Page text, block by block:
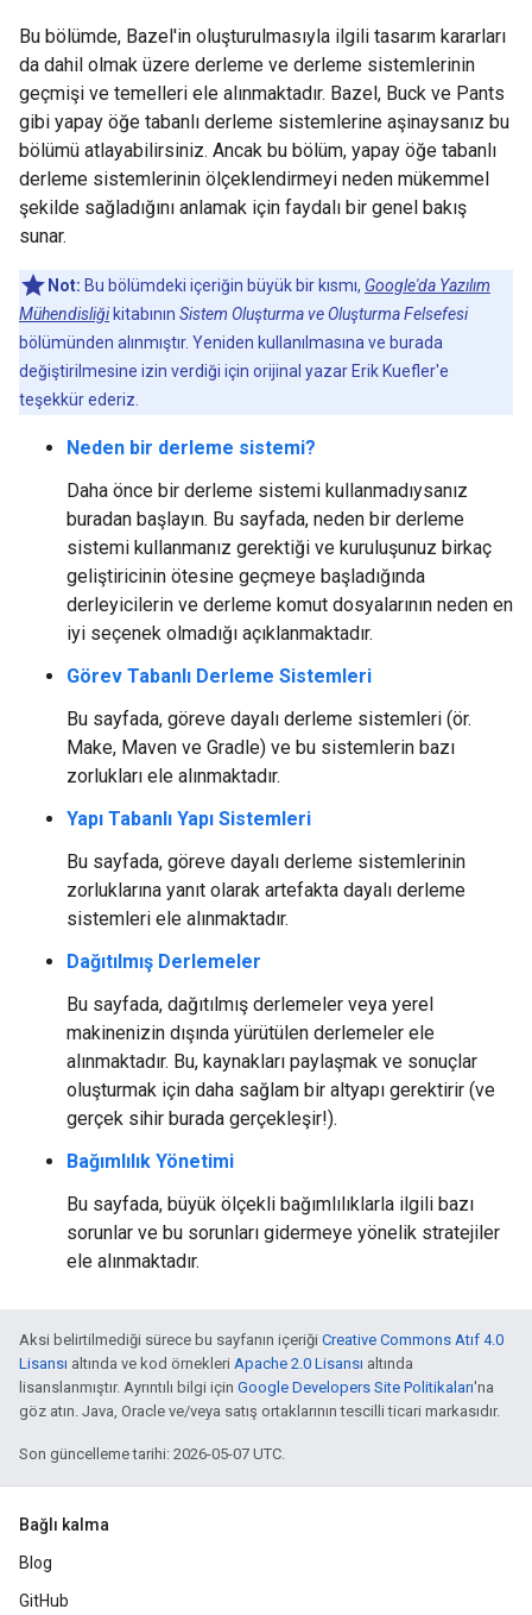
Bu bölümde, Bazel'in oluşturulmasıyla ilgili tasarım kararları
da dahil olmak üzere derleme ve derleme sistemlerinin
geçmişi ve temelleri ele alınmaktadır. Bazel, Buck ve Pants
gibi yapay öğe tabanlı derleme sistemlerine aşinaysanız bu
bölümü atlayabilirsiniz. Ancak bu bölüm, yapay öğe tabanlı
derleme sistemlerinin ölçeklendirmeyi neden mükemmel
şekilde sağladığını anlamak için faydalı bir genel bakış
sunar.
Not: Bu bölümdeki içeriğin büyük bir kısmı, Google'da Yazılım
Mühendisliğikitabının Sistem Oluşturma ve Oluşturma Felsefesi
bölümünden alınmıştır. Yeniden kullanılmasına ve burada
değiştirilmesine izin verdiği için orijinal yazar Erik Kuefler'e
teşekkür ederiz.
Neden bir derleme sistemi?
Daha önce bir derleme sistemi kullanmadıysanız
buradan başlayın. Bu sayfada, neden bir derleme
sistemi kullanmanız gerektiği ve kuruluşunuz birkaç
geliştiricinin ötesine geçmeye başladığında
derleyicilerin ve derleme komut dosyalarının neden en
iyi seçenek olmadığı açıklanmaktadır.
Görev Tabanlı Derleme Sistemleri
Bu sayfada, göreve dayalı derleme sistemleri (ör.
Make, Maven ve Gradle) ve bu sistemlerin bazı
zorlukları ele alınmaktadır.
Yapı Tabanlı Yapı Sistemleri
Bu sayfada, göreve dayalı derleme sistemlerinin
zorluklarına yanıt olarak artefakta dayalı derleme
sistemleri ele alınmaktadır.
Dağıtılmış Derlemeler
Bu sayfada, dağıtılmış derlemeler veya yerel
makinenizin dışında yürütülen derlemeler ele
alınmaktadır. Bu, kaynakları paylaşmak ve sonuçlar
oluşturmak için daha sağlam bir altyapı gerektirir (ve
gerçek sihir burada gerçekleşir!).
Bağımlılık Yönetimi
Bu sayfada, büyük ölçekli bağımlılıklarla ilgili bazı
sorunlar ve bu sorunları gidermeye yönelik stratejiler
ele alınmaktadır.
Aksi belirtilmediği sürece bu sayfanın içeriği Creative Commons Atıf 4.0
Lisansı altında ve kod örnekleri Apache 2.0 Lisansı altında
lisanslanmıştır. Ayrıntılı bilgi için Google Developers Site Politikaları'na
göz atın. Java, Oracle ve/veya satış ortaklarının tescilli ticari markasıdır.
Son güncelleme tarihi: 2026-05-07 UTC.
Bağlı kalma
Blog
GitHub